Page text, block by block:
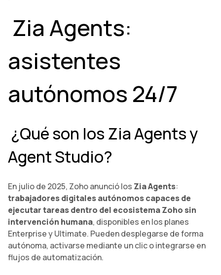
Zia Agents:
asistentes
autónomos 24/7
¿Qué son los Zia Agents y
Agent Studio?
En julio de 2025, Zoho anunció los Zia Agents:
trabajadores digitales autónomos capaces de
ejecutar tareas dentro del ecosistema Zoho sin
intervención humana, disponibles en los planes
Enterprise y Ultimate. Pueden desplegarse de forma
autónoma, activarse mediante un clic o integrarse en
flujos de automatización.